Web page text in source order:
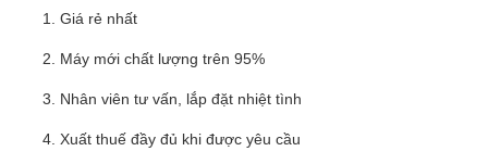
Giá rẻ nhất
Máy mới chất lượng trên 95%
Nhân viên tư vấn, lắp đặt nhiệt tình
Xuất thuế đầy đủ khi được yêu cầu